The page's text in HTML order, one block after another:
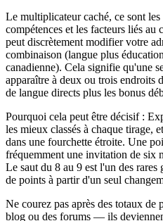
Le multiplicateur caché, ce sont
compétences et les facteurs liés
peut discrètement modifier votre
combinaison (langue plus
canadienne). Cela signifie qu'une
apparaître à deux ou trois
de langue directs plus les bonus
Pourquoi cela peut être décisif :
les mieux classés à chaque tirage,
dans une fourchette étroite. Une
fréquemment une invitation de six
Le saut du 8 au 9 est l'un des rares
de points à partir d'un seul
Ne courez pas après des totaux de
blog ou des forums — ils